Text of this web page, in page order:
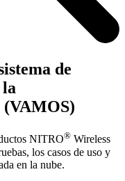
de
la
NITRO® Wireless
los casos de uso y
en la nube.